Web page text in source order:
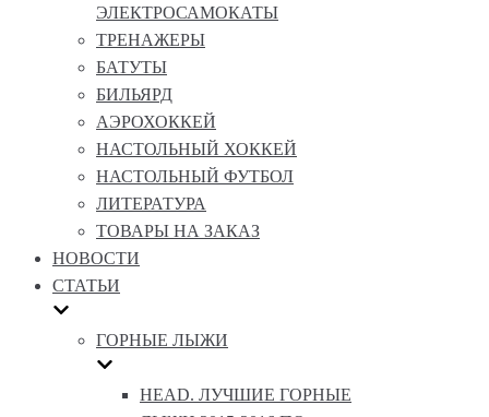
ЭЛЕКТРОСАМОКАТЫ
ТРЕНАЖЕРЫ
БАТУТЫ
БИЛЬЯРД
АЭРОХОККЕЙ
НАСТОЛЬНЫЙ ХОККЕЙ
НАСТОЛЬНЫЙ ФУТБОЛ
ЛИТЕРАТУРА
ТОВАРЫ НА ЗАКАЗ
НОВОСТИ
СТАТЬИ
ГОРНЫЕ ЛЫЖИ
HEAD. ЛУЧШИЕ ГОРНЫЕ